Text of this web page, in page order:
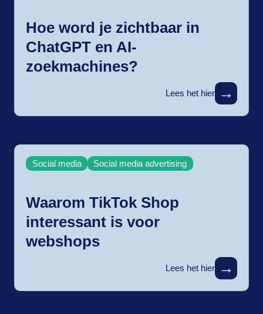
Hoe word je zichtbaar in
ChatGPT en AI-
zoekmachines?
Lees het hier →
Social media Social media advertising
Waarom TikTok Shop
interessant is voor
webshops
Lees het hier →